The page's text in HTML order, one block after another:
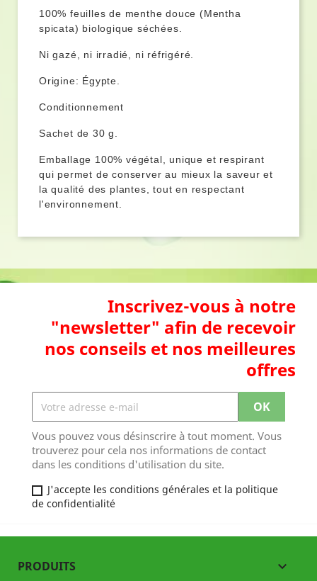
100% feuilles de menthe douce (Mentha
spicata) biologique séchées.
Ni gazé, ni irradié, ni réfrigéré.
Origine: Égypte.
Conditionnement
Sachet de 30 g.
Emballage 100% végétal, unique et respirant
qui permet de conserver au mieux la saveur et
la qualité des plantes, tout en respectant
l'environnement.
Inscrivez-vous à notre
"newsletter" afin de recevoir
nos conseils et nos meilleures
offres
Vous pouvez vous désinscrire à tout moment. Vous
trouverez pour cela nos informations de contact
dans les conditions d'utilisation du site.
J'accepte les conditions générales et la politique
de confidentialité
PRODUITS 